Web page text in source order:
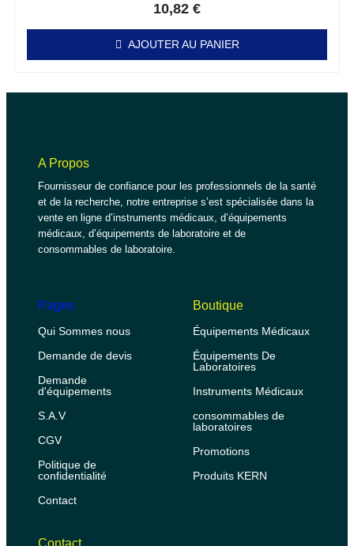
10,82 €
AJOUTER AU PANIER
A Propos
Fournisseur de confiance pour les professionnels de la santé
et de la recherche, notre entreprise s’est spécialisée dans la
vente en ligne d’instruments médicaux, d’équipements
médicaux, d’équipements de laboratoire et de
consommables de laboratoire.
Pages
Qui Sommes nous
Demande de devis
Demande
d'équipements
S.A.V
CGV
Politique de
confidentialité
Contact
Boutique
Équipements Médicaux
Équipements De
Laboratoires
Instruments Médicaux
consommables de
laboratoires
Promotions
Produits KERN